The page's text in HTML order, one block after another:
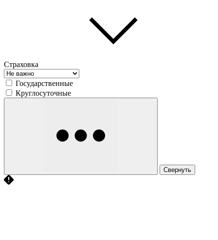
Страховка
Государственные
Круглосуточные
Свернуть